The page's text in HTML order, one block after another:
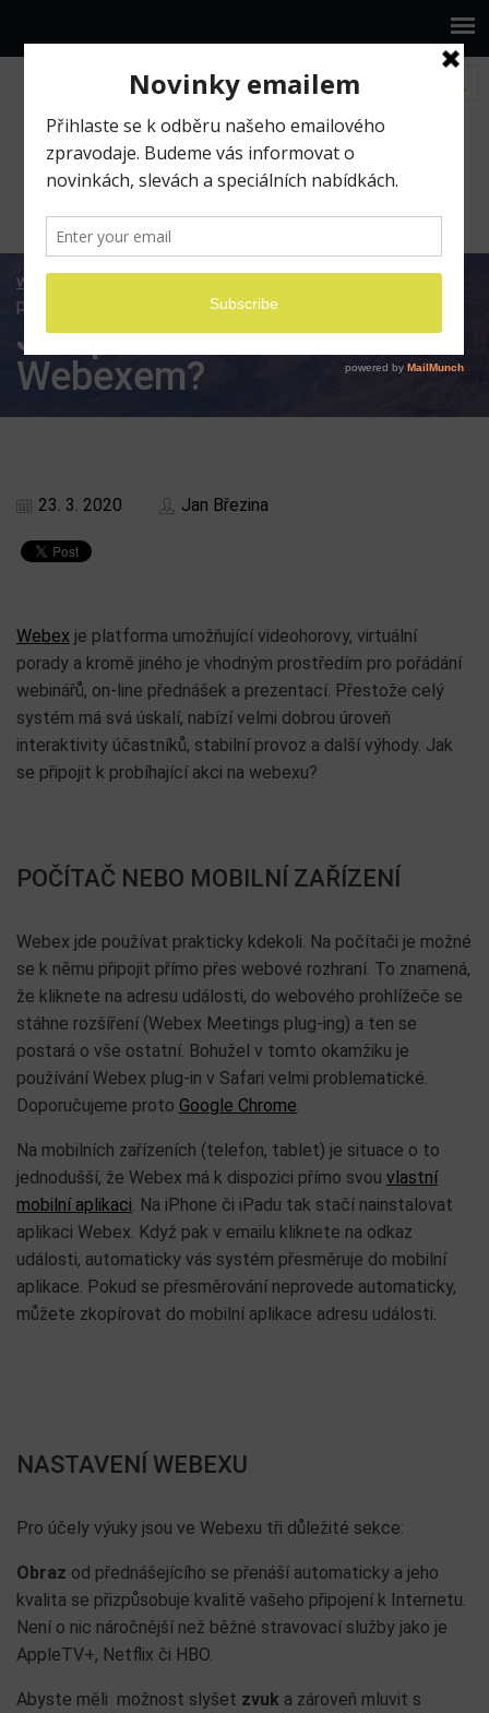
www.ilumio.cz
pracovat s Webexem?
Jak pracovat s
Webexem?
23. 3. 2020 Jan Březina
Webex je platforma umožňující videohorovy, virtuální
porady a kromě jiného je vhodným prostředím pro pořádání
webinářů, on-line přednášek a prezentací. Přestože celý
systém má svá úskalí, nabízí velmi dobrou úroveň
interaktivity účastníků, stabilní provoz a další výhody. Jak
se připojit k probíhající akci na webexu?
POČÍTAČ NEBO MOBILNÍ ZAŘÍZENÍ
Webex jde používat prakticky kdekoli. Na počítači je možné
se k němu připojit přímo přes webové rozhraní. To znamená,
že kliknete na adresu události, do webového prohlížeče se
stáhne rozšíření (Webex Meetings plug-ing) a ten se
postará o vše ostatní. Bohužel v tomto okamžiku je
používání Webex plug-in v Safari velmi problematické.
Doporučujeme proto Google Chrome.
Na mobilních zařízeních (telefon, tablet) je situace o to
jednodušší, že Webex má k dispozici přímo svou vlastní
mobilní aplikaci. Na iPhone či iPadu tak stačí nainstalovat
aplikaci Webex. Když pak v emailu kliknete na odkaz
události, automaticky vás systém přesměruje do mobilní
aplikace. Pokud se přesměrování neprovede automaticky,
můžete zkopírovat do mobilní aplikace adresu události.
NASTAVENÍ WEBEXU
Pro účely výuky jsou ve Webexu tři důležité sekce:
Obraz od přednášejícího se přenáší automaticky a jeho
kvalita se přizpůsobuje kvalitě vašeho připojení k Internetu.
Není o nic náročnější než běžné stravovací služby jako je
AppleTV+, Netflix či HBO.
Abyste měli možnost slyšet zvuk a zároveň mluvit s